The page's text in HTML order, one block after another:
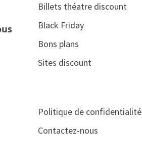
Billets théatre discount
Black Friday
Bons plans
Sites discount
Politique de confidentialité
Contactez-nous